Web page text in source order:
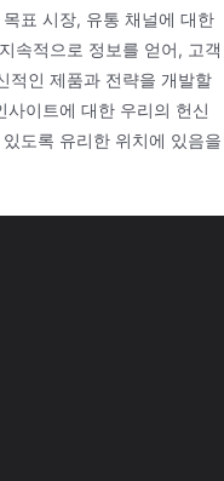
표 시장, 유통 채널에 대한
속적으로 정보를 얻어, 고객
적인 제품과 전략을 개발할
이트에 대한 우리의 헌신
도록 유리한 위치에 있음을